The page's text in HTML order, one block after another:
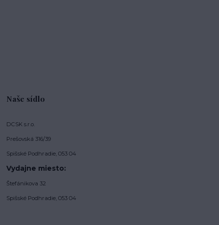
Naše sídlo
DCSK s.r.o.
Prešovská 316/39
Spišské Podhradie, 053 04
Vydajne miesto:
Štefánikova 32
Spišské Podhradie, 053 04